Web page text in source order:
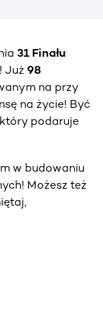
31 Finału
Już 98
na przy
na życie! Być
który podaruje
w budowaniu
Możesz też